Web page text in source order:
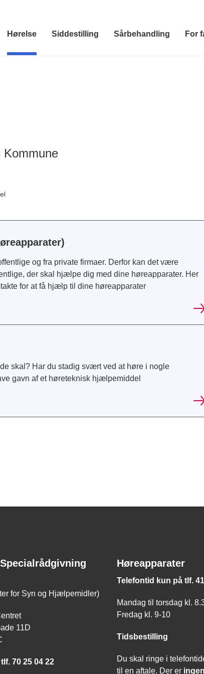
Hørelse Siddestilling Sårbehandling For
og fra private firmaer. Derfor kan det være
der skal hjælpe dig med dine høreapparater. Her
for at få hjælp til dine høreapparater
skal? Har du stadig svært ved at høre i nogle
gavn af et høreteknisk hjælpemiddel
for Syn og Hjælpemidler)
11D
70 25 04 22
Høreapparater
Telefontid kun på tlf.
Mandag til torsdag kl.
Fredag kl. 9-10
Tidsbestilling
Du skal ringe i
til en aftale. Der er ingen